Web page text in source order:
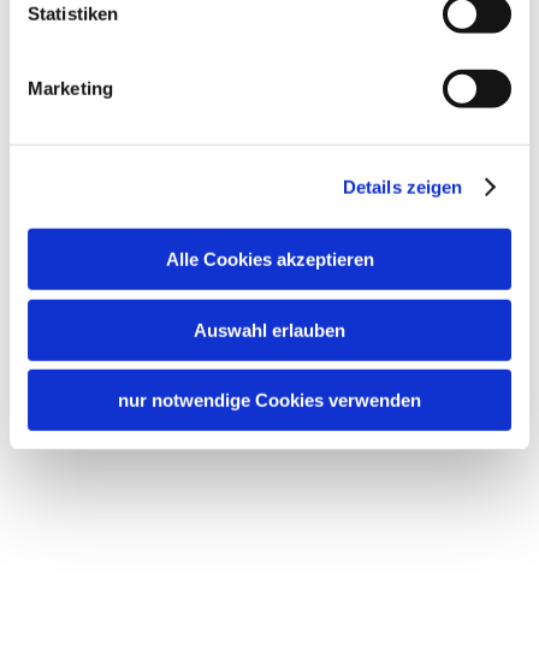
Statistiken
Marketing
Details zeigen
Alle Cookies akzeptieren
Auswahl erlauben
nur notwendige Cookies verwenden